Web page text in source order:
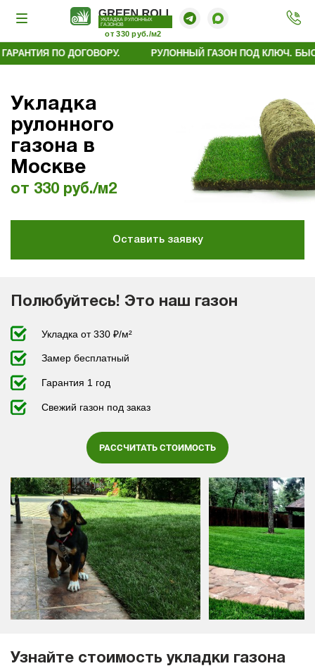
УКЛАДКА РУЛОННЫХ
ГАЗОНОВ
от 330 руб./м2
Перезвонить
+7 (495) 181-61-55
ПО ДОГОВОРУ. РУЛОННЫЙ ГАЗОН ПОД КЛЮЧ. БЫСТРО.
Укладка
рулонного
газона в
Москве
от 330 руб./м2
Оставить заявку
Полюбуйтесь! Это наш газон
Укладка от 330 ₽/м²
Замер бесплатный
Гарантия 1 год
Свежий газон под заказ
РАССЧИТАТЬ СТОИМОСТЬ
Узнайте стоимость укладки газона